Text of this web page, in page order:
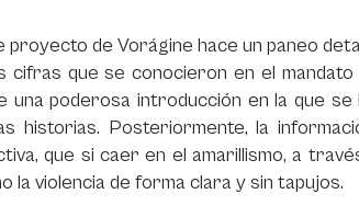
proyecto de Vorágine hace un paneo
cifras que se conocieron en el
una poderosa introducción en la que
historias. Posteriormente, la
que si caer en el amarillismo, a
la violencia de forma clara y sin tapujos.